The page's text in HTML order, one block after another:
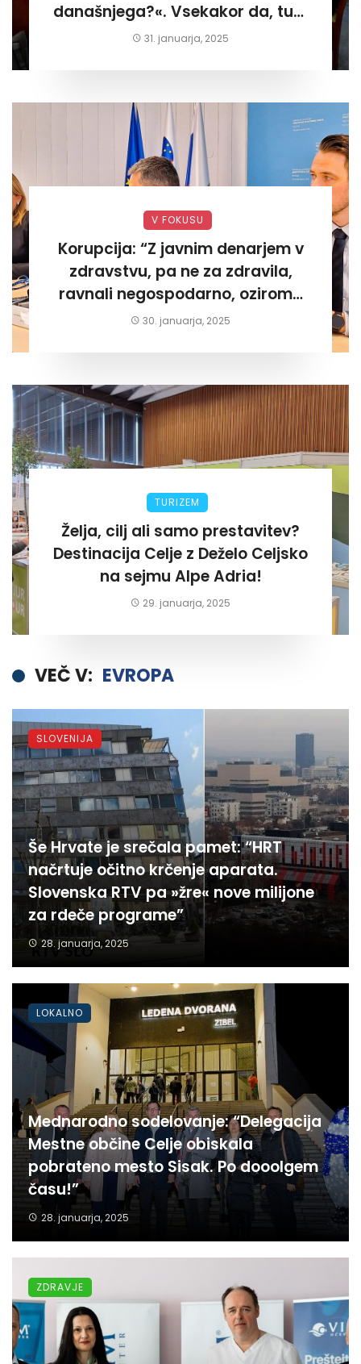
današnjega?«. Vsekakor da, tudi
današnjega«
31. januarja, 2025
V FOKUSU
Korupcija: “Z javnim denarjem v
zdravstvu, pa ne za zdravila,
ravnali negospodarno, oziroma
za lastni žep. Tokrat na Žalskem«
30. januarja, 2025
TURIZEM
Želja, cilj ali samo prestavitev?
Destinacija Celje z Deželo Celjsko
na sejmu Alpe Adria!
29. januarja, 2025
VEČ V: EVROPA
Še Hrvate je srečala pamet: “HRT
načrtuje očitno krčenje aparata.
Slovenska RTV pa »žre« nove milijone
za rdeče programe”
28. januarja, 2025
SLOVENIJA
Mednarodno sodelovanje: “Delegacija
Mestne občine Celje obiskala
pobrateno mesto Sisak. Po dooolgem
času!”
28. januarja, 2025
LOKALNO
ZDRAVJE